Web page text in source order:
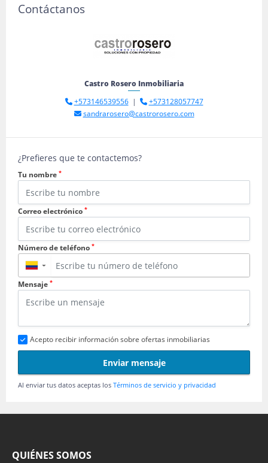
Contáctanos
Castro Rosero Inmobiliaria
+573146539556|
+573128057747
sandrarosero@castrorosero.com
¿Prefieres que te contactemos?
Tu nombre *
Correo electrónico *
Número de teléfono *
▼
Mensaje *
Acepto recibir información sobre ofertas inmobiliarias
Enviar mensaje
Al enviar tus datos aceptas los Términos de servicio y privacidad
QUIÉNES SOMOS